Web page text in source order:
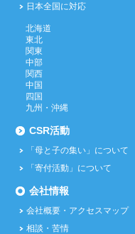
日本全国に対応
北海道
東北
関東
中部
関西
中国
四国
九州・沖縄
CSR活動
「母と子の集い」について
「寄付活動」について
会社情報
会社概要・アクセスマップ
相談・苦情